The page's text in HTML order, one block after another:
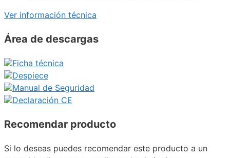
Ver información técnica
Área de descargas
Ficha técnica
Despiece
Manual de Seguridad
Declaración CE
Recomendar producto
Si lo deseas puedes recomendar este producto a un